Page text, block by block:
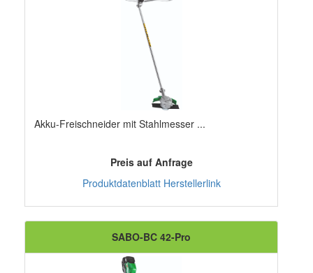
Akku-Freischneider mit Stahlmesser ...
Preis auf Anfrage
Produktdatenblatt Herstellerlink
SABO-BC 42-Pro